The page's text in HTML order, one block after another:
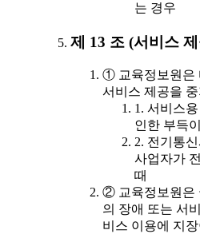
는 경우
제 13 조 (서비스
① 교육정보원은
서비스 제공을
1. 서비스
인한 부득
2. 전기통
사업자가
때
② 교육정보원은
의 장애 또는 서
비스 이용에 지